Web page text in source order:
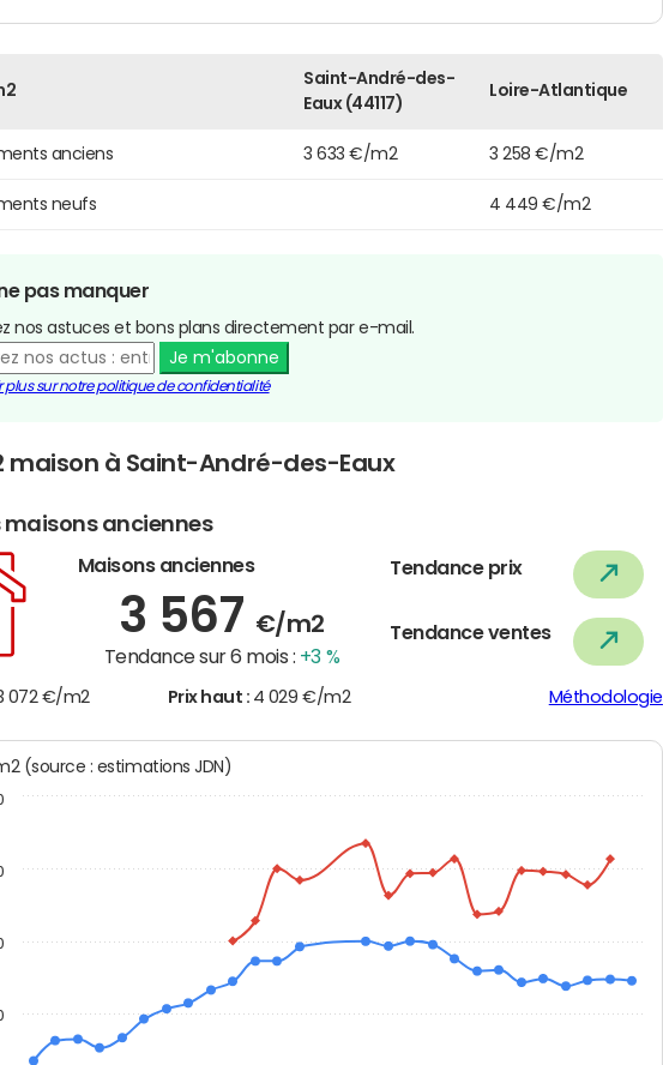
Saint-André-des-
Eaux (44117)
Loire-Atlantique
anciens 3 633 €/m2 3 258 €/m2
neufs 4 449 €/m2
pas manquer
nos astuces et bons plans directement par e-mail.
Je m'abonne
plus sur notre politique de confidentialité
maison à Saint-André-des-Eaux
maisons anciennes
Maisons anciennes
3 567 €/m2
Tendance sur 6 mois : +3 %
Tendance prix
Tendance ventes
072 €/m2 Prix haut : 4 029 €/m2 Méthodologie
Prix au m2 (source : estimations JDN)